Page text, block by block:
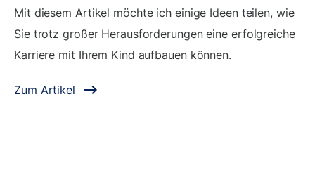
Mit diesem Artikel möchte ich einige Ideen teilen, wie
Sie trotz großer Herausforderungen eine erfolgreiche
Karriere mit Ihrem Kind aufbauen können.
Zum Artikel